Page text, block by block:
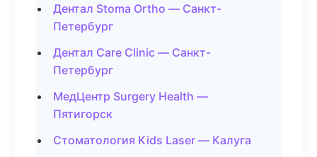
Дентал Stoma Ortho — Санкт-
Петербург
Дентал Care Clinic — Санкт-
Петербург
МедЦентр Surgery Health —
Пятигорск
Стоматология Kids Laser — Калуга